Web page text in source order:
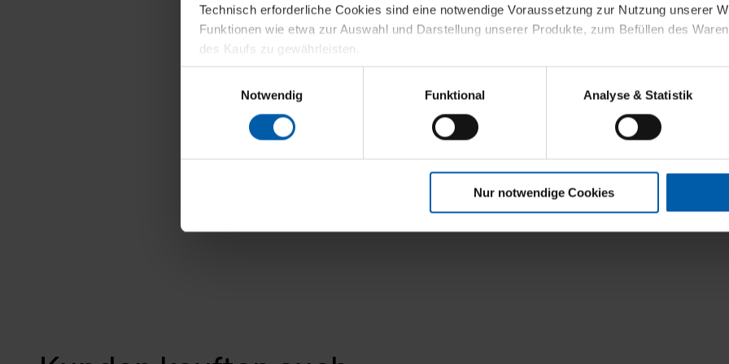
Technisch erforderliche Cookies sind eine notwendige Voraussetzung zur Nutzung unserer
Funktionen wie etwa zur Auswahl und Darstellung unserer Produkte, zum Befüllen des
des Kaufs zu gewährleisten.
Für die Darstellung personalisierter Angebote, Anzeigen und Inhalte aufgrund Ihres
sowie für Marketing-, Statistik- und Tracking-Zwecke zur Analyse und Optimierung unserer
personenbezogene Informationen. Diese übermitteln wir in anonymisierter Form an Dritte
Klicken Sie auf "Alle erlauben", damit wir alle Cookies und Web-Technologien für Ihr
verwenden dürfen. Über die jeweiligen Schaltflächen können Sie die Arten der Cookies selbst
widerrufen. Der Widerruf der Einwilligung hat jedoch keine Auswirkung auf die bisherigen
Notwendig
Funktional Analyse & Statistik
Nur notwendige Cookies